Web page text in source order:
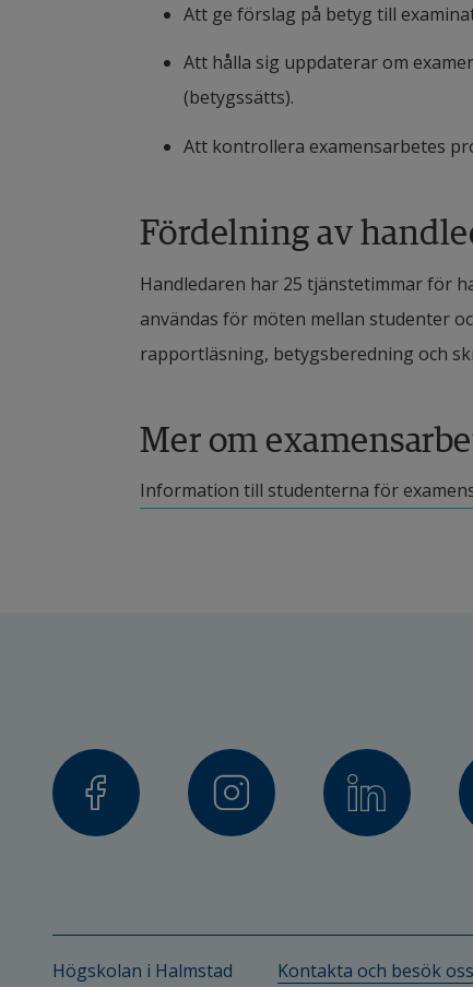
Att ge förslag på betyg till
Att hålla sig uppdaterar om
(betygssätts).
Att kontrollera examensarbetes
Fördelning av
Handledaren har 25 tjänstetimmar för
användas för möten mellan studenter
rapportläsning, betygsberedning och
Mer om
Information till studenterna för
Högskolan i Halmstad Kontakta och besök oss